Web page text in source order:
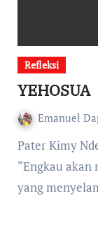
Refleksi
YEHOSUA
Emanuel
Pater Kimy Ndelo, CSsR, Provinsial Redemptoris
“Engkau akan
yang